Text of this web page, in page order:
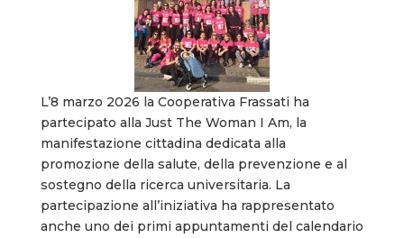
L’8 marzo 2026 la Cooperativa Frassati ha
partecipato alla Just The Woman I Am, la
manifestazione cittadina dedicata alla
promozione della salute, della prevenzione e al
sostegno della ricerca universitaria. La
partecipazione all’iniziativa ha rappresentato
anche uno dei primi appuntamenti del calendario